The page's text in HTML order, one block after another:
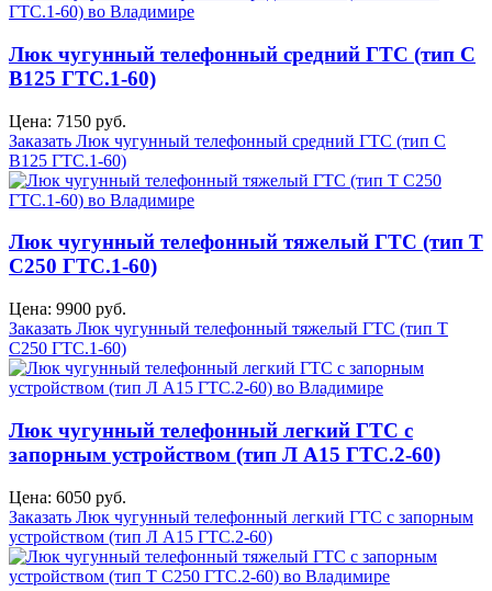
Люк чугунный телефонный средний ГТС (тип С
В125 ГТС.1-60)
Цена: 7150 руб.
Заказать Люк чугунный телефонный средний ГТС (тип С
В125 ГТС.1-60)
Люк чугунный телефонный тяжелый ГТС (тип Т
С250 ГТС.1-60)
Цена: 9900 руб.
Заказать Люк чугунный телефонный тяжелый ГТС (тип Т
С250 ГТС.1-60)
Люк чугунный телефонный легкий ГТС с
запорным устройством (тип Л А15 ГТС.2-60)
Цена: 6050 руб.
Заказать Люк чугунный телефонный легкий ГТС с запорным
устройством (тип Л А15 ГТС.2-60)